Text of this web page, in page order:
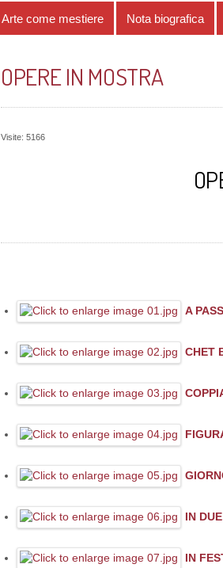
Arte come mestiere Nota biografica
OPERE IN MOSTRA
Visite: 5166
A
CHET
IN
IN